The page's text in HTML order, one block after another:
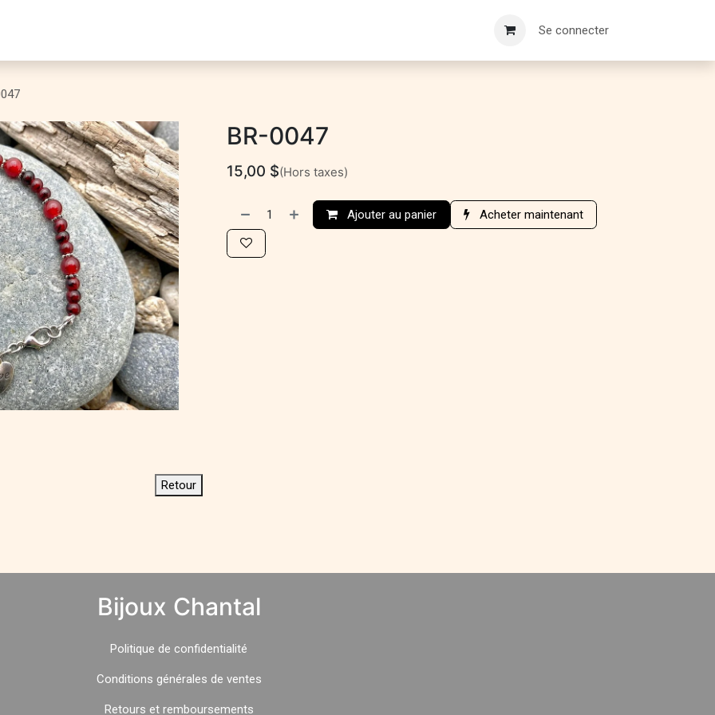
Se connecter
BR-0047
15,00 $(Hors taxes)
Ajouter au panier Acheter maintenant
Retour
Bijoux Chantal
Politique de confidentialité
Conditions générales de ventes
Retours et remboursements